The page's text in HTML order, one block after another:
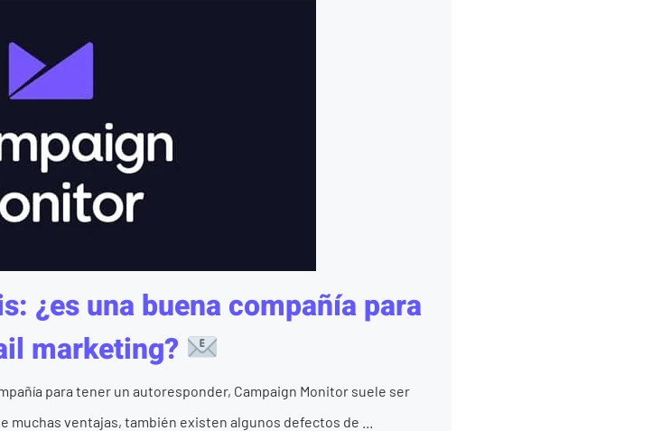
¿es una buena compañía para
marketing?
para tener un autoresponder, Campaign Monitor suele ser
muchas ventajas, también existen algunos defectos de ...